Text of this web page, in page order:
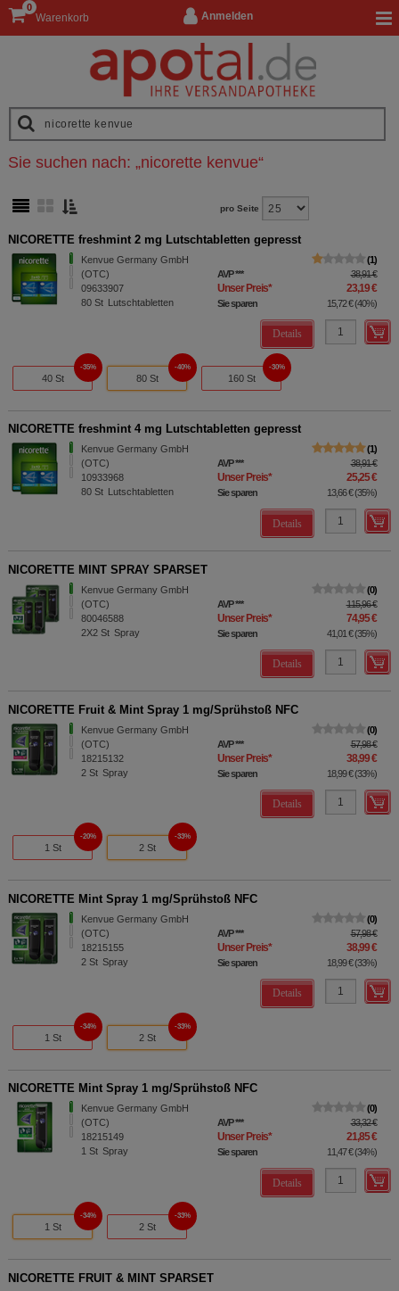
Anmelden
Warenkorb
0
Sie suchen nach: „nicorette kenvue“
pro Seite
NICORETTE freshmint 2 mg Lutschtabletten gepresst
Kenvue Germany GmbH
(OTC)
09633907
80 St Lutschtabletten
1
AVP*** 38,91 €
Unser Preis* 23,19 €
Sie sparen 15,72 €(40%)
Details
40 St
35%
80 St
40%
160 St
30%
NICORETTE freshmint 4 mg Lutschtabletten gepresst
Kenvue Germany GmbH
(OTC)
10933968
80 St Lutschtabletten
1
AVP*** 38,91 €
Unser Preis* 25,25 €
Sie sparen 13,66 €(35%)
Details
NICORETTE MINT SPRAY SPARSET
Kenvue Germany GmbH
(OTC)
80046588
2X2 St Spray
0
AVP*** 115,96 €
Unser Preis* 74,95 €
Sie sparen 41,01 €(35%)
Details
NICORETTE Fruit & Mint Spray 1 mg/Sprühstoß NFC
Kenvue Germany GmbH
(OTC)
18215132
2 St Spray
0
AVP*** 57,98 €
Unser Preis* 38,99 €
Sie sparen 18,99 €(33%)
Details
1 St
20%
2 St
33%
NICORETTE Mint Spray 1 mg/Sprühstoß NFC
Kenvue Germany GmbH
(OTC)
18215155
2 St Spray
0
AVP*** 57,98 €
Unser Preis* 38,99 €
Sie sparen 18,99 €(33%)
Details
1 St
34%
2 St
33%
NICORETTE Mint Spray 1 mg/Sprühstoß NFC
Kenvue Germany GmbH
(OTC)
18215149
1 St Spray
0
AVP*** 33,32 €
Unser Preis* 21,85 €
Sie sparen 11,47 €(34%)
Details
1 St
34%
2 St
33%
NICORETTE FRUIT & MINT SPARSET